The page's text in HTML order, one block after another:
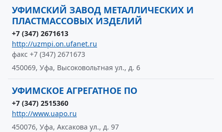
УФИМСКИЙ ЗАВОД МЕТАЛЛИЧЕСКИХ И
ПЛАСТМАССОВЫХ ИЗДЕЛИЙ
+7 (347) 2671613
http://uzmpi.on.ufanet.ru
факс +7 (347) 2671673
450069, Уфа, Высоковольтная ул., д. 6
УФИМСКОЕ АГРЕГАТНОЕ ПО
+7 (347) 2515360
http://www.uapo.ru
450076, Уфа, Аксакова ул., д. 97